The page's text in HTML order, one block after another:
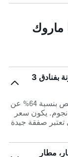
ماروك
هل الأسعار في كاسا ماروك هوتل قابلة للمقارنة بفنادق 3
متوسط سعر الليلة في كاسا ماروك هوتل أرخص بنسبة 64% عن
الوسطي في شيانج ماي لفنادق ذات تصنيف 3 نجوم. يكون سعر
هوتل عادة 78 ﷼، والتي تعتبر صفقة جيدة
مطار